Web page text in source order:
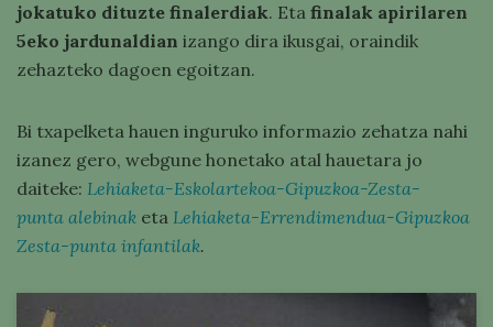
jokatuko dituzte finalerdiak. Eta finalak apirilaren
5eko jardunaldian izango dira ikusgai, oraindik
zehazteko dagoen egoitzan.
Bi txapelketa hauen inguruko informazio zehatza nahi
izanez gero, webgune honetako atal hauetara jo
daiteke: Lehiaketa-Eskolartekoa-Gipuzkoa-Zesta-
punta alebinak eta Lehiaketa-Errendimendua-Gipuzkoa
Zesta-punta infantilak.